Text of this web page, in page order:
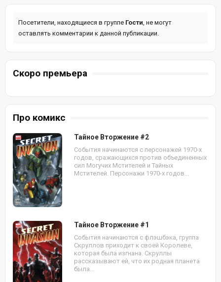
Посетители, находящиеся в группе Гости, не могут
оставлять комментарии к данной публикации.
Скоро премьера
Про комикс
Тайное Вторжение #2
События начинаются с персонажей 1970-х
годов, сражающихся против объединенных
сил Могучих Мстителей и Тайных
Мстителей. Персонажи 1970-х годов...
Тайное Вторжение #1
События начинаются с флэшбэка, группа
Скруллов приходит к своей Королеве,
которая была изгнана. Скруллы
рассказывают ей, что их родная планета
была...